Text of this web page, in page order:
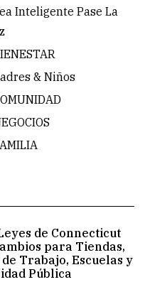
Inteligente Pase La
& Niños
de Connecticut
para Tiendas,
Trabajo, Escuelas y
Pública